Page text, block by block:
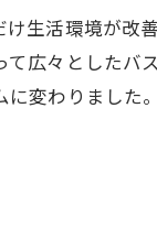
生活環境が
広々とした
変わりまし